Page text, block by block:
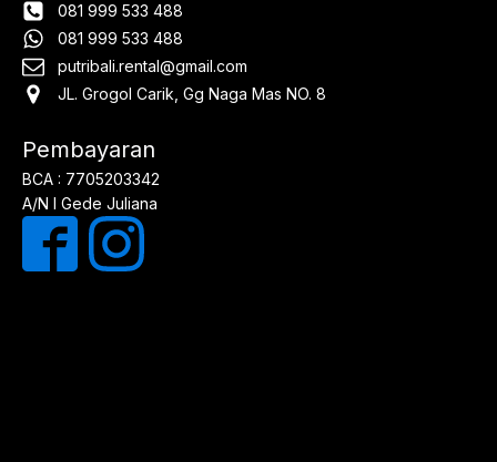
081 999 533 488
081 999 533 488
putribali.rental@gmail.com
JL. Grogol Carik, Gg Naga Mas NO. 8
Pembayaran
BCA : 7705203342
A/N I Gede Juliana